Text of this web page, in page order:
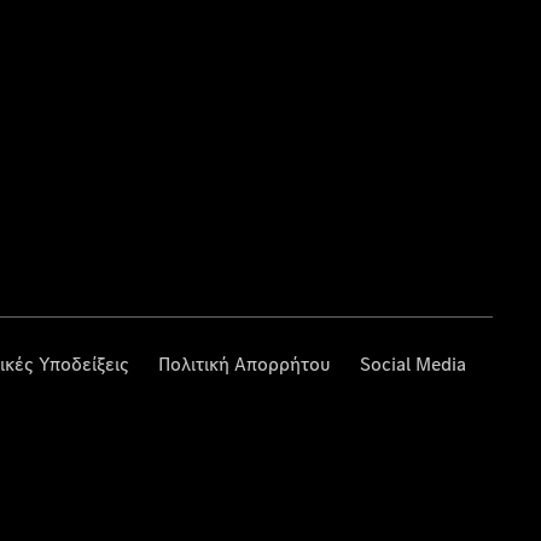
Υποδείξεις Πολιτική Απορρήτου Social Media